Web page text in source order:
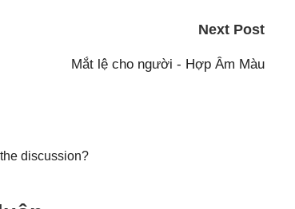
Next Post
Mắt lệ cho người - Hợp Âm Màu
discussion?